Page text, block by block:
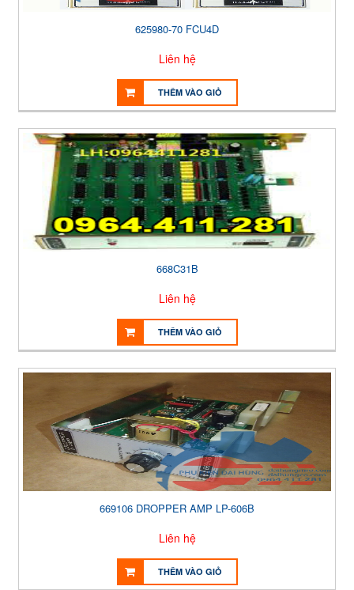
625980-70 FCU4D
Liên hệ
THÊM VÀO GIỎ
668C31B
Liên hệ
THÊM VÀO GIỎ
669106 DROPPER AMP LP-606B
Liên hệ
THÊM VÀO GIỎ